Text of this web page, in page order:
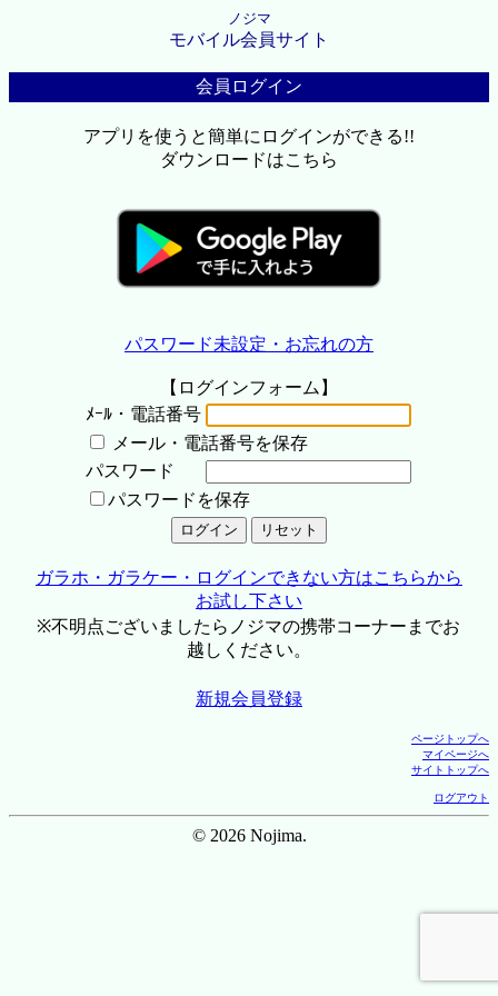
ノジマ
モバイル会員サイト
会員ログイン
アプリを使うと簡単にログインができる!!
ダウンロードはこちら
パスワード未設定・お忘れの方
【ログインフォーム】
ﾒｰﾙ・電話番号
メール・電話番号を保存
パスワード
パスワードを保存
ガラホ・ガラケー・ログインできない方はこちらから
お試し下さい
※不明点ございましたらノジマの携帯コーナーまでお
越しください。
新規会員登録
ページトップへ
マイページへ
サイトトップへ
ログアウト
© 2026 Nojima.